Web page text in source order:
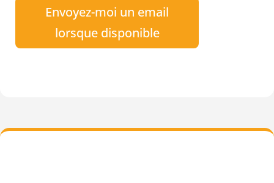
Envoyez-moi un email
lorsque disponible